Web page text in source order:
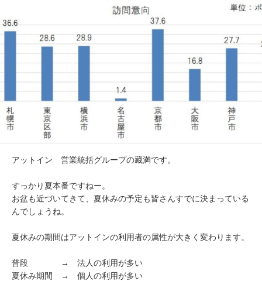
アットイン 営業統括グループの藏満です。
すっかり夏本番ですねー。
お盆も近づいてきて、夏休みの予定も皆さんすでに決まっている
んでしょうね。
夏休みの期間はアットインの利用者の属性が大きく変わります。
普段 → 法人の利用が多い
夏休み期間 → 個人の利用が多い